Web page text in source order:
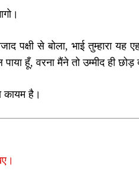
पक्षी से बोला, भाई तुम्हारा यह
हूँ, वरना मैंने तो उम्मीद ही छोड़
कायम है।